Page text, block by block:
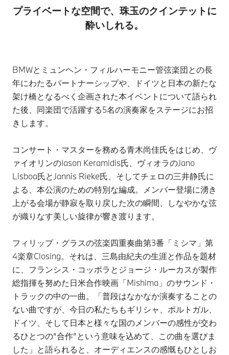
プライベートな空間で、珠玉のクインテットに
酔いしれる。
BMWとミュンヘン・フィルハーモニー管弦楽団との長
年にわたるパートナーシップや、ドイツと日本の新たな
架け橋となるべく企画された本イベントについて語られ
た後、同楽団で活躍する5名の演奏家をステージにお招
きします。
コンサート・マスターを務める青木尚佳氏をはじめ、ヴ
ァイオリンのIason Keramidis氏、ヴィオラのJano
Lisboa氏とJannis Rieke氏、そしてチェロの三井静氏に
よる、本公演のための特別な編成。メンバー登場に湧き
上がる会場が静寂を取り戻した次の瞬間、しなやかな弦
が織りなす美しい旋律が響き渡ります。
フィリップ・グラスの弦楽四重奏曲第3番「ミシマ」第
4楽章Closing。それは、三島由紀夫の生涯と作品を題材
に、フランシス・コッポラとジョージ・ルーカスが製作
総指揮を努めた日米合作映画「Mishima」のサウンド・
トラックの中の一曲。「普段はなかなか演奏することの
ない曲ですが、今日の私たちもギリシャ、ポルトガル、
ドイツ、そして日本と様々な国のメンバーの感性が交わ
るひとつの“合作”という意味を込めて、この曲を選びま
した」と語られると、オーディエンスの感慨もひとしお